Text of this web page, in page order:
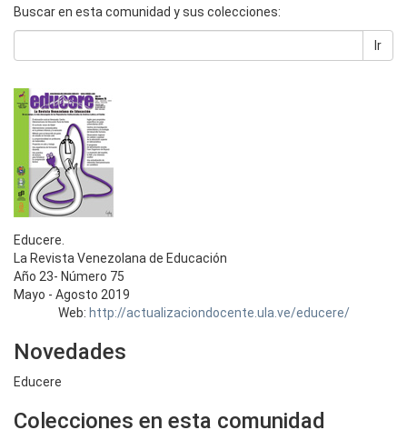
Buscar en esta comunidad y sus colecciones:
Ir
Educere.
La Revista Venezolana de Educación
Año 23- Número 75
Mayo - Agosto 2019
Web: http://actualizaciondocente.ula.ve/educere/
Novedades
Educere
Colecciones en esta comunidad